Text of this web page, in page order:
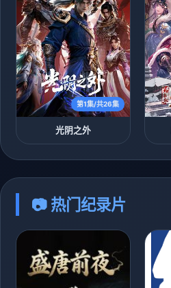
第1集/共26集
光阴之外
📷 热门纪录片